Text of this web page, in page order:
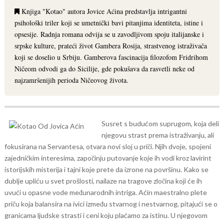
Knjiga "Kotao" autora Jovice Aćina predstavlja intrigantni
psihološki triler koji se umetnički bavi pitanjima identiteta, istine i
opsesije. Radnja romana odvija se u zavodljivom spoju italijanske i
srpske kulture, prateći život Gambera Rosija, strastvenog istraživača
koji se doselio u Srbiju. Gamberova fascinacija filozofom Fridrihom
Ničeom odvodi ga do Sicilije, gde pokušava da rasvetli neke od
najzamršenijih perioda Ničeovog života.
Susret s budućom suprugom, koja deli
njegovu strast prema istraživanju, ali
fokusirana na Servantesa, otvara novi sloj u priči. Njih dvoje, spojeni
zajedničkim interesima, započinju putovanje koje ih vodi kroz lavirint
istorijskih misterija i tajni koje prete da izrone na površinu. Kako se
dublje upliću u svet prošlosti, nailaze na tragove zločina koji će ih
uvući u opasne vode međunarodnih intriga. Aćin maestralno plete
priču koja balansira na ivici između stvarnog i nestvarnog, pitajući se o
granicama ljudske strasti i ceni koju plaćamo za istinu. U njegovom